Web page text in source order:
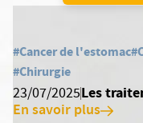
#Cancer de l'estomac
#Chirurgie
23/07/2025Les
En savoir plus